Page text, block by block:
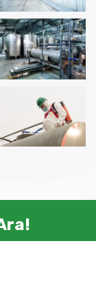
Saklıdır.